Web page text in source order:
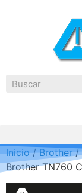
Inicio/Brother/
Brother TN760